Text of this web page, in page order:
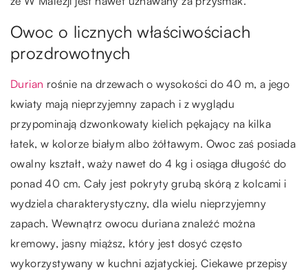
Owoc o licznych właściwościach
prozdrowotnych
Durian rośnie na drzewach o wysokości do 40 m, a jego
kwiaty mają nieprzyjemny zapach i z wyglądu
przypominają dzwonkowaty kielich pękający na kilka
łatek, w kolorze białym albo żółtawym. Owoc zaś posiada
owalny kształt, waży nawet do 4 kg i osiąga długość do
ponad 40 cm. Cały jest pokryty grubą skórą z kolcami i
wydziela charakterystyczny, dla wielu nieprzyjemny
zapach. Wewnątrz owocu duriana znaleźć można
kremowy, jasny miąższ, który jest dosyć często
wykorzystywany w kuchni azjatyckiej. Ciekawe przepisy